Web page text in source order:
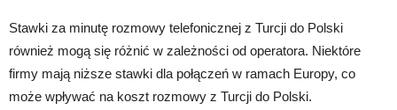
Stawki za minutę rozmowy telefonicznej z Turcji do Polski
również mogą się różnić w zależności od operatora. Niektóre
firmy mają niższe stawki dla połączeń w ramach Europy, co
może wpływać na koszt rozmowy z Turcji do Polski.